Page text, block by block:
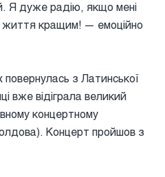
Я дуже радію, якщо мені
життя кращим! — емоційно
з Латинської
вже відіграла великий
концертному
Концерт пройшов з